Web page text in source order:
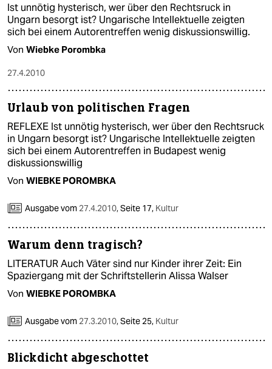
Ist unnötig hysterisch, wer über den Rechtsruck in
Ungarn besorgt ist? Ungarische Intellektuelle zeigten
sich bei einem Autorentreffen wenig diskussionswillig.
Von Wiebke Porombka
27.4.2010
Urlaub von politischen Fragen
REFLEXE Ist unnötig hysterisch, wer über den Rechtsruck
in Ungarn besorgt ist? Ungarische Intellektuelle zeigten
sich bei einem Autorentreffen in Budapest wenig
diskussionswillig
Von WIEBKE POROMBKA
Ausgabe vom 27.4.2010,Seite 17, Kultur
Warum denn tragisch?
LITERATUR Auch Väter sind nur Kinder ihrer Zeit: Ein
Spaziergang mit der Schriftstellerin Alissa Walser
Von WIEBKE POROMBKA
Ausgabe vom 27.3.2010,Seite 25, Kultur
Blickdicht abgeschottet